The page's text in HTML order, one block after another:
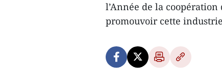
l’Année de la
promouvoir cette